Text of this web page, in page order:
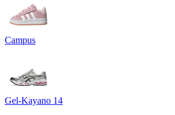
Campus
Gel-Kayano 14